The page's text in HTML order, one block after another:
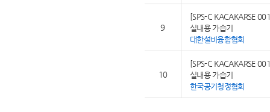
9
[SPS-C KACAKARSE
실내용 가습기
대한설비융합협회
10
[SPS-C KACAKARSE
실내용 가습기
한국공기청정협회